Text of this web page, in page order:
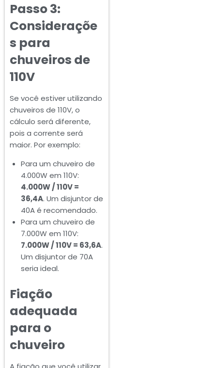
Passo 3:
Consideraçõe
s para
chuveiros de
110V
Se você estiver utilizando
chuveiros de 110V, o
cálculo será diferente,
pois a corrente será
maior. Por exemplo:
Para um chuveiro de
4.000W em 110V:
4.000W / 110V =
36,4A. Um disjuntor de
40A é recomendado.
Para um chuveiro de
7.000W em 110V:
7.000W / 110V = 63,6A.
Um disjuntor de 70A
seria ideal.
Fiação
adequada
para o
chuveiro